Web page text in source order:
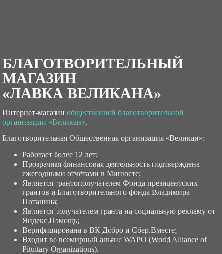
БЛАГОТВОРИТЕЛЬНЫЙ
МАГАЗИН
«ЛАВКА ВЕЛИКАНА»
Интернет-магазин общественной благотворительной
организации «Великан».
Благотворительная Общественная организация «Великан»:
Работает более 12 лет;
Прозрачная финансовая деятельность подтверждена
ежегодными отчётами в Минюсте;
Является грантополучателем Фонда президентских
грантов и Благотворительного фонда Владимира
Потанина;
Является получателем гранта на социальную рекламу от
Яндекс.Помощь;
Верифицирована в ВК Добро и Сбер.Вместе;
Входит во всемирный альянс WAPO (World Alliance of
Pituitary Organizations).